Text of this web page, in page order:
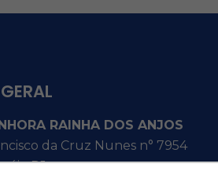
RAINHA DOS ANJOS
da Cruz Nunes n° 7954
- RJ